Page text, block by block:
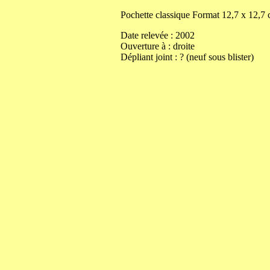
Pochette classique Format 12,7 x 12,7
Date relevée : 2002
Ouverture à : droite
Dépliant joint : ? (neuf sous blister)